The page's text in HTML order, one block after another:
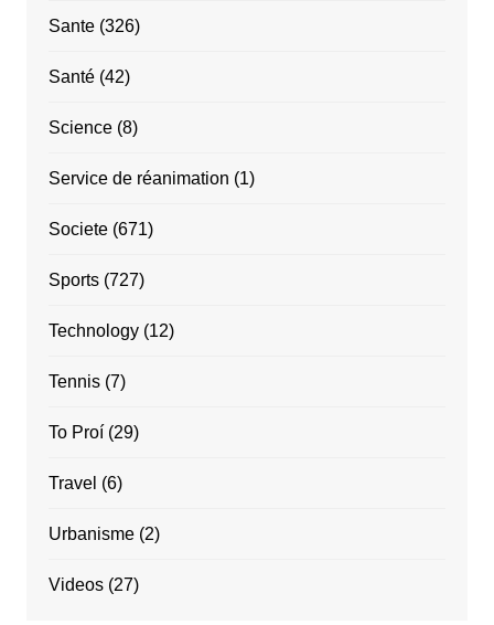
Sante(326)
Santé(42)
Science(8)
Service de réanimation (1)
Societe(671)
Sports(727)
Technology(12)
Tennis(7)
To Proí(29)
Travel (6)
Urbanisme(2)
Videos(27)